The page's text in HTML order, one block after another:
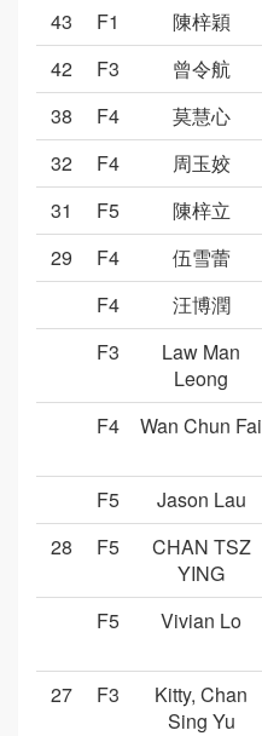
43 F1 陳梓穎
42
F3 曾令航
38
F4 莫慧心
32
F4 周玉姣
31
F5 陳梓立
29
F4 伍雪蕾
F4
汪博潤
F3
Law Man
Leong
F4
Wan Chun Fai
F5
Jason Lau
28
F5
CHAN TSZ
YING
F5 Vivian Lo
27
F3
Kitty, Chan
Sing Yu